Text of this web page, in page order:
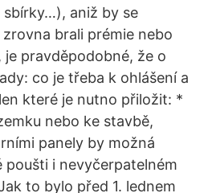
aniž by se
brali prémie nebo
pravděpodobné, že o
co je třeba k ohlášení a
které je nutno přiložit: *
nebo ke stavbě,
panely by možná
poušti i nevyčerpatelném
to bylo před 1. lednem